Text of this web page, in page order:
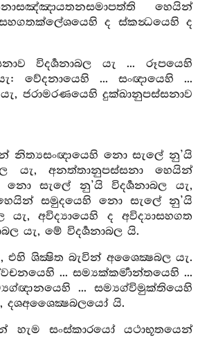
හෙයින්
ද ස්කන්‍ධයෙහි ද
විදර්‍ශනාබල යැ ... රූපයෙහි
වේදනායෙහි ... සංඥායෙහි ...
ජරාමරණයෙහි දුක්ඛානුපස්සනාව
නිත්‍යසංඥායෙහි නො සැලේ නු’යි
යැ, අනත්තානුපස්සනා හෙයින්
සැලේ නු’යි විදර්‍ශනාබල යැ,
සමුදයෙහි නො සැලේ නු’යි
අවිද්‍යායෙහි ද අවිද්‍යාසහගත
යැ, මේ විදර්‍ශනාබල යි.
ශික්‍ෂිත බැවින් අශෛක්‍ෂබල යැ.
... සම්‍යක්කර්‍මාන්තයෙහි ...
... සම්‍යග්විමුක්තියෙහි
දශඅශෛක්‍ෂබලයෝ යි.
හැම සංස්කාරයෝ යථාභූතයෙන්